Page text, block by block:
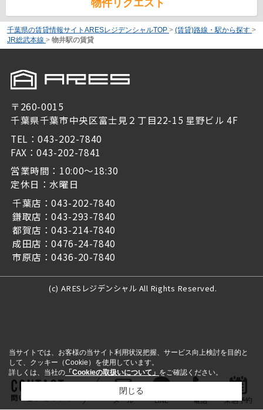
物件リクエスト
千葉県の賃貸情報サイトARESレジデンシャルTOP > (賃貸)路線・駅から探す >
JR総武本線 > 物井駅の賃貸
〒260-0015
千葉県千葉市中央区富士見２丁目22-15 星野ビル 4F
TEL：043-202-7840
FAX：043-202-7841
営業時間：10:00～18:30
定休日：水曜日
千葉店：043-202-7840
鎌取店：043-293-7840
都賀店：043-214-7840
成田店：0476-24-7840
市原店：0436-20-7840
(c) ARESレジデンシャル All Rights Reserved.
問い合わせをする メール LINE 電話 来店予約
当サイトでは、お客様の当サイト利用状況把握、サービス向上検討を目的と
して、クッキー（Cookie）を使用しています。
詳しくは、当社の 「Cookieの取扱いについて」 をご確認ください。
閉じる